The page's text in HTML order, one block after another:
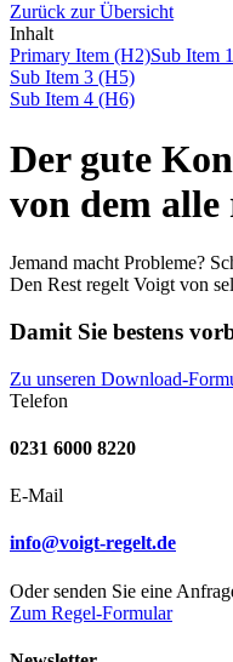
Zurück zur Übersicht
Inhalt
Primary Item (H2)Sub Item
Sub Item 3 (H5)
Sub Item 4 (H6)
Der gute
von dem alle
Jemand macht Probleme?
Den Rest regelt Voigt von
Damit Sie bestens
Zu unseren Download-
Telefon
0231 6000 8220
E-Mail
info@voigt-regelt.de
Oder senden Sie eine
Zum Regel-Formular